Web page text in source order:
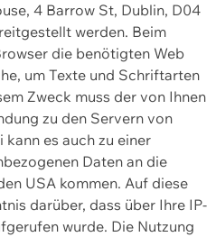
4 Barrow St, Dublin, D04
werden. Beim
die benötigten Web
um Texte und Schriftarten
Zweck muss der von Ihnen
zu den Servern von
es auch zu einer
Daten an die
USA kommen. Auf diese
darüber, dass über Ihre IP-
wurde. Die Nutzung